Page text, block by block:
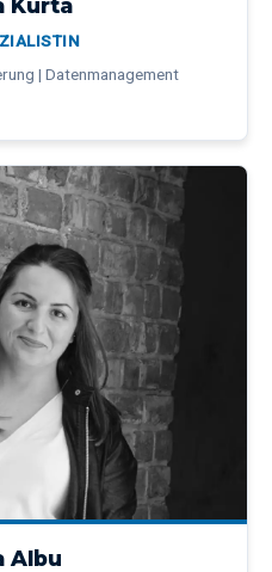
Kurta
| Datenmanagement
Albu